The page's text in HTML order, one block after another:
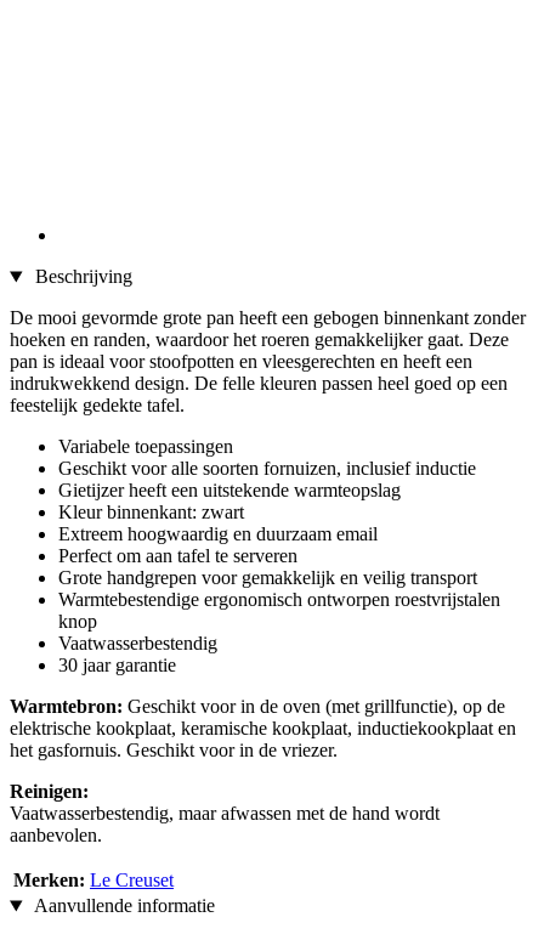
Beschrijving
De mooi gevormde grote pan heeft een gebogen binnenkant zonder
hoeken en randen, waardoor het roeren gemakkelijker gaat. Deze
pan is ideaal voor stoofpotten en vleesgerechten en heeft een
indrukwekkend design. De felle kleuren passen heel goed op een
feestelijk gedekte tafel.
Variabele toepassingen
Geschikt voor alle soorten fornuizen, inclusief inductie
Gietijzer heeft een uitstekende warmteopslag
Kleur binnenkant: zwart
Extreem hoogwaardig en duurzaam email
Perfect om aan tafel te serveren
Grote handgrepen voor gemakkelijk en veilig transport
Warmtebestendige ergonomisch ontworpen roestvrijstalen
knop
Vaatwasserbestendig
30 jaar garantie
Warmtebron: Geschikt voor in de oven (met grillfunctie), op de
elektrische kookplaat, keramische kookplaat, inductiekookplaat en
het gasfornuis. Geschikt voor in de vriezer.
Reinigen:
Vaatwasserbestendig, maar afwassen met de hand wordt
aanbevolen.
Merken: Le Creuset
Aanvullende informatie